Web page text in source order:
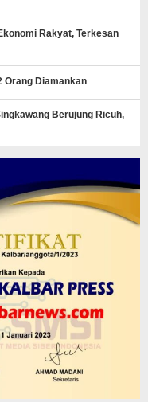
Rakyat, Terkesan
Orang Diamankan
Berujung Ricuh,